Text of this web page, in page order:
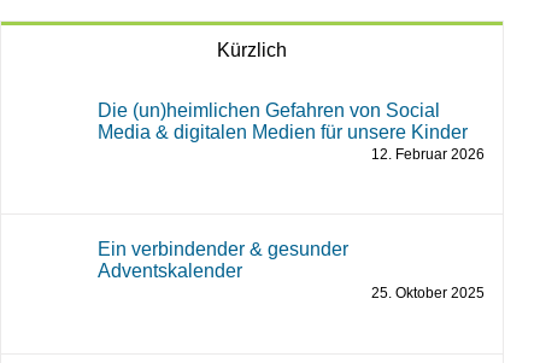
Kürzlich
Die (un)heimlichen Gefahren von Social
Media & digitalen Medien für unsere Kinder
12. Februar 2026
Ein verbindender & gesunder
Adventskalender
25. Oktober 2025